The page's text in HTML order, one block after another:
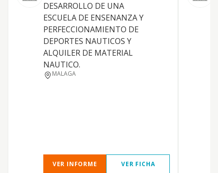
DESARROLLO DE UNA
ESCUELA DE ENSENANZA Y
PERFECCIONAMIENTO DE
DEPORTES NAUTICOS Y
ALQUILER DE MATERIAL
NAUTICO.
MALAGA
VER INFORME VER FICHA